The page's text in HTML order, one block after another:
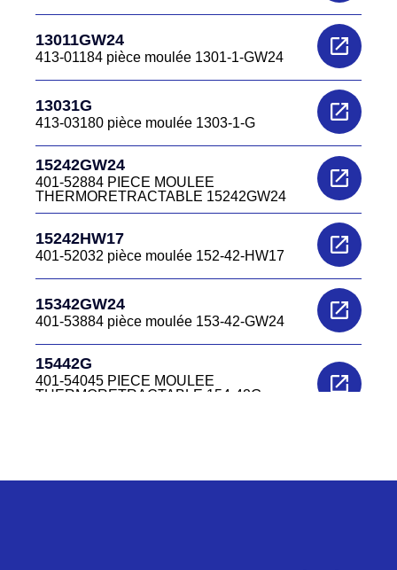
13011GW24
413-01184 pièce moulée 1301-1-GW24
13031G
413-03180 pièce moulée 1303-1-G
15242GW24
401-52884 PIECE MOULEE
THERMORETRACTABLE 15242GW24
15242HW17
401-52032 pièce moulée 152-42-HW17
15342GW24
401-53884 pièce moulée 153-42-GW24
15442G
401-54045 PIECE MOULEE
THERMORETRACTABLE 154-42G